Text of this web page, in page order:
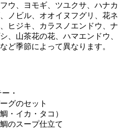
ウ、ヨモギ、ツユクサ、ハナカ
ノビル、オオイヌフグリ、花ネ
ヒジキ、カラスノエンドウ、ナ
、山茶花の花、ハマエンドウ、
ど季節によって異なります。
・
グのセット
・イカ・タコ）
のスープ仕立て